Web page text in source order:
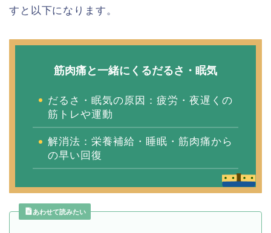
すと以下になります。
筋肉痛と一緒にくるだるさ・眠気
だるさ・眠気の原因：疲労・夜遅くの
筋トレや運動
解消法：栄養補給・睡眠・筋肉痛から
の早い回復
あわせて読みたい